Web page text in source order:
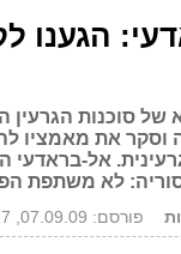
הגענו
של סוכנות הגרעין
וסקר את מאמציו
אל-בראדעי
סוריה: לא משתפת
פורסם: 07.09.09, 13:17